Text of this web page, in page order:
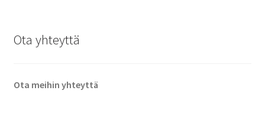
Ota yhteyttä
Ota meihin yhteyttä